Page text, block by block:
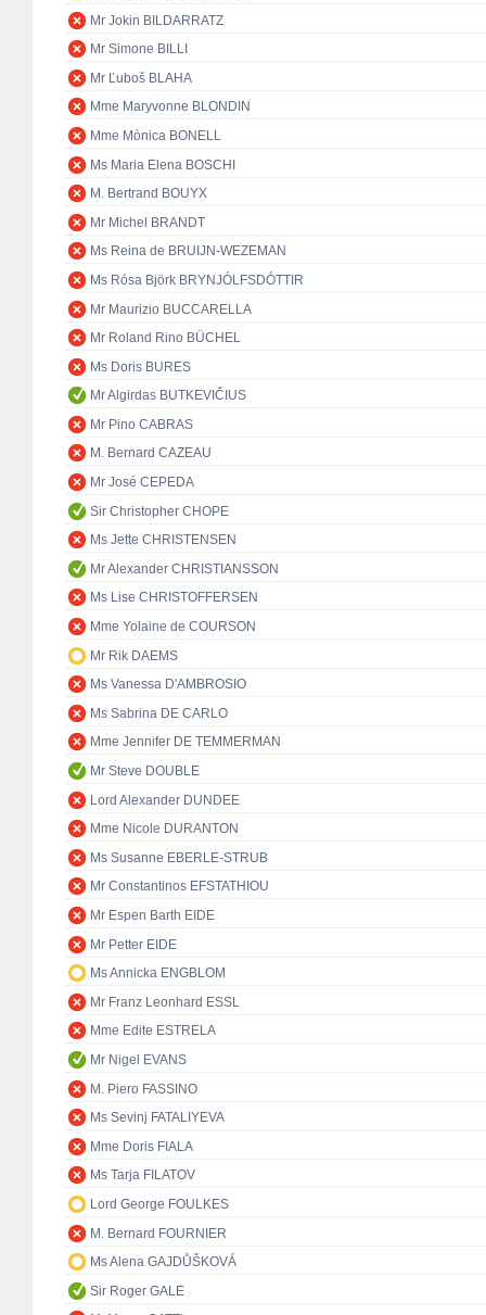
Mr Jokin BILDARRATZ
Mr Simone BILLI
Mr Ľuboš BLAHA
Mme Maryvonne BLONDIN
Mme Mònica BONELL
Ms Maria Elena BOSCHI
M. Bertrand BOUYX
Mr Michel BRANDT
Ms Reina de BRUIJN-WEZEMAN
Ms Rósa Björk BRYNJÓLFSDÓTTIR
Mr Maurizio BUCCARELLA
Mr Roland Rino BÜCHEL
Ms Doris BURES
Mr Algirdas BUTKEVIČIUS
Mr Pino CABRAS
M. Bernard CAZEAU
Mr José CEPEDA
Sir Christopher CHOPE
Ms Jette CHRISTENSEN
Mr Alexander CHRISTIANSSON
Ms Lise CHRISTOFFERSEN
Mme Yolaine de COURSON
Mr Rik DAEMS
Ms Vanessa D'AMBROSIO
Ms Sabrina DE CARLO
Mme Jennifer DE TEMMERMAN
Mr Steve DOUBLE
Lord Alexander DUNDEE
Mme Nicole DURANTON
Ms Susanne EBERLE-STRUB
Mr Constantinos EFSTATHIOU
Mr Espen Barth EIDE
Mr Petter EIDE
Ms Annicka ENGBLOM
Mr Franz Leonhard ESSL
Mme Edite ESTRELA
Mr Nigel EVANS
M. Piero FASSINO
Ms Sevinj FATALIYEVA
Mme Doris FIALA
Ms Tarja FILATOV
Lord George FOULKES
M. Bernard FOURNIER
Ms Alena GAJDŮŠKOVÁ
Sir Roger GALE